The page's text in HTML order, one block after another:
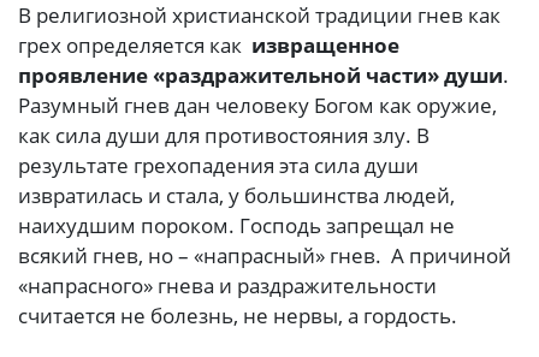
В религиозной христианской традиции гнев как
грех определяется как извращенное
проявление «раздражительной части» души.
Разумный гнев дан человеку Богом как оружие,
как сила души для противостояния злу. В
результате грехопадения эта сила души
извратилась и стала, у большинства людей,
наихудшим пороком. Господь запрещал не
всякий гнев, но – «напрасный» гнев. А причиной
«напрасного» гнева и раздражительности
считается не болезнь, не нервы, а гордость.